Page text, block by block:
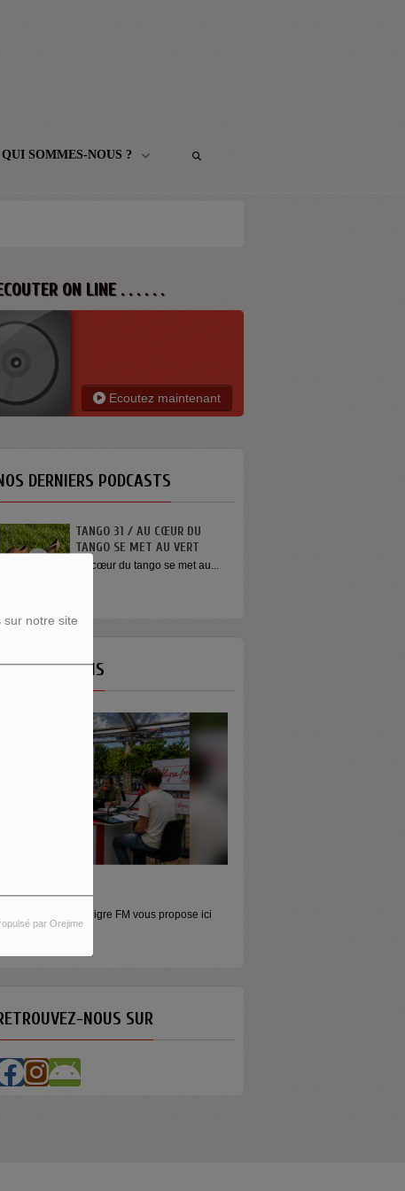
sur notre site
par Orejime
QUI SOMMES-NOUS ?
ON LINE . . . . . .
Ecoutez maintenant
DERNIERS PODCASTS
INTERVIEW SORTIE DE SCÈNE
YOUN SUN NAH
Quelques mots de la chanteuse
MONEY - LE MOMENT
Raconter l’argent autrement Money est